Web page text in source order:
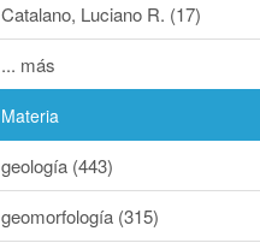
Catalano, Luciano R. (17)
... más
Materia
geología (443)
geomorfología (315)